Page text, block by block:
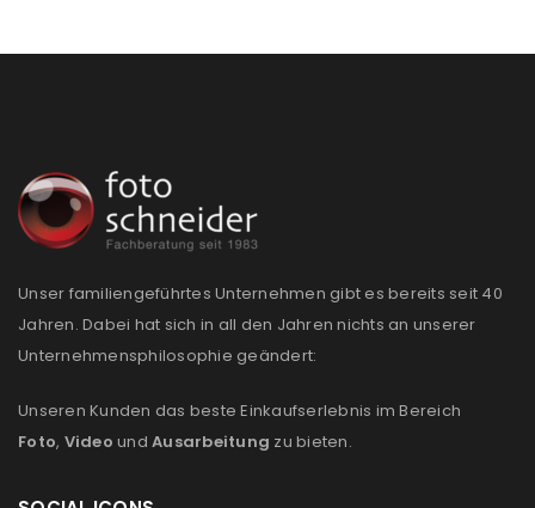
ANMELDEN
REGISTRIEREN
E-Mail-Adresse
Unser familiengeführtes Unternehmen gibt es bereits seit 40
Jahren. Dabei hat sich in all den Jahren nichts an unserer
Unternehmensphilosophie geändert:
Unseren Kunden das beste Einkaufserlebnis im Bereich
Foto, Video und Ausarbeitung zu bieten.